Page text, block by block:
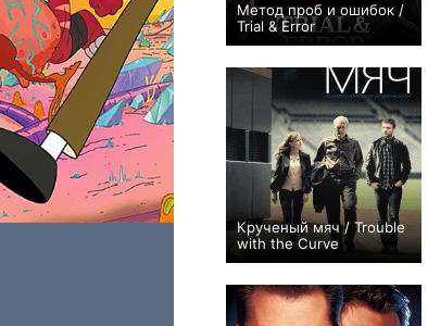
Метод проб и ошибок /
Trial & Error
+5 23 106
Крученый мяч / Trouble
with the Curve
+27